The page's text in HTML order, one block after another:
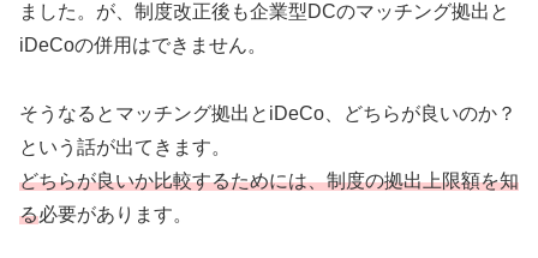
ました。が、制度改正後も企業型DCのマッチング拠出と
iDeCoの併用はできません。
そうなるとマッチング拠出とiDeCo、どちらが良いのか？
という話が出てきます。
どちらが良いか比較するためには、制度の拠出上限額を知
る必要があります。